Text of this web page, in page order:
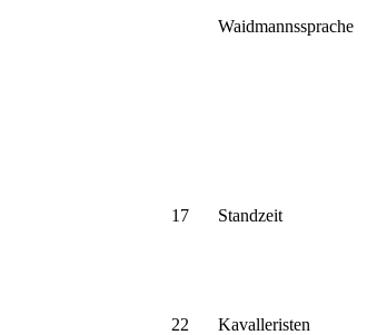
Waidmannssprache
17 Standzeit
22 Kavalleristen